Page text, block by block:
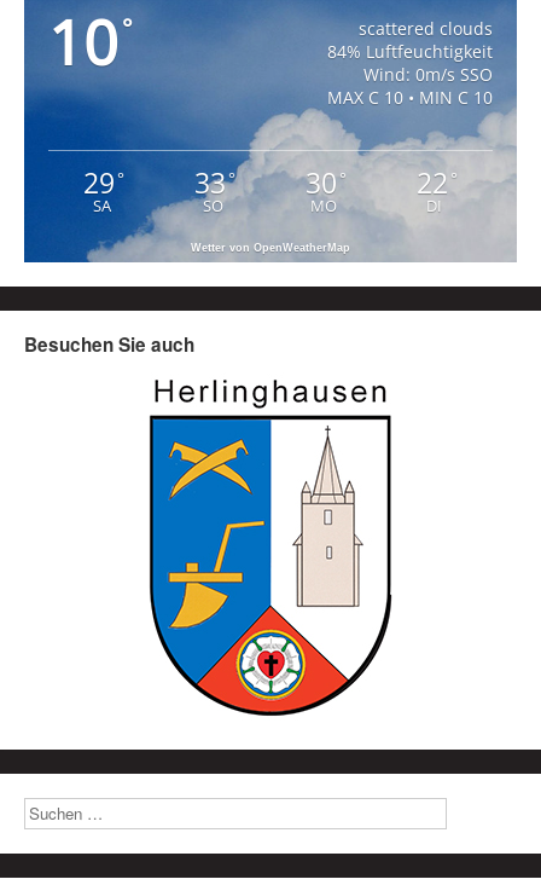
10°
scattered clouds
84% Luftfeuchtigkeit
Wind: 0m/s SSO
MAX C 10 • MIN C 10
29°
SA
33°
SO
30°
MO
22 °
DI
Wetter von OpenWeatherMap
Besuchen Sie auch